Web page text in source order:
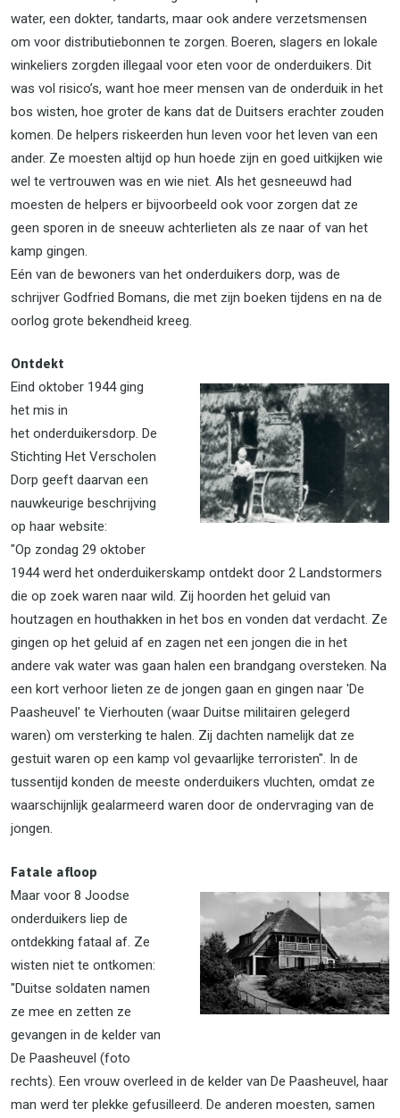
water, een dokter, tandarts, maar ook andere verzetsmensen
om voor distributiebonnen te zorgen. Boeren, slagers en lokale
winkeliers zorgden illegaal voor eten voor de onderduikers. Dit
was vol risico’s, want hoe meer mensen van de onderduik in het
bos wisten, hoe groter de kans dat de Duitsers erachter zouden
komen. De helpers riskeerden hun leven voor het leven van een
ander. Ze moesten altijd op hun hoede zijn en goed uitkijken wie
wel te vertrouwen was en wie niet. Als het gesneeuwd had
moesten de helpers er bijvoorbeeld ook voor zorgen dat ze
geen sporen in de sneeuw achterlieten als ze naar of van het
kamp gingen.
Eén van de bewoners van het onderduikers dorp, was de
schrijver Godfried Bomans, die met zijn boeken tijdens en na de
oorlog grote bekendheid kreeg.
Ontdekt
Eind oktober 1944 ging
het mis in
het onderduikersdorp. De
Stichting Het Verscholen
Dorp geeft daarvan een
nauwkeurige beschrijving
op haar website:
"Op zondag 29 oktober
1944 werd het onderduikerskamp ontdekt door 2 Landstormers
die op zoek waren naar wild. Zij hoorden het geluid van
houtzagen en houthakken in het bos en vonden dat verdacht. Ze
gingen op het geluid af en zagen net een jongen die in het
andere vak water was gaan halen een brandgang oversteken. Na
een kort verhoor lieten ze de jongen gaan en gingen naar 'De
Paasheuvel' te Vierhouten (waar Duitse militairen gelegerd
waren) om versterking te halen. Zij dachten namelijk dat ze
gestuit waren op een kamp vol gevaarlijke terroristen". In de
tussentijd konden de meeste onderduikers vluchten, omdat ze
waarschijnlijk gealarmeerd waren door de ondervraging van de
jongen.
Fatale afloop
Maar voor 8 Joodse
onderduikers liep de
ontdekking fataal af. Ze
wisten niet te ontkomen:
"Duitse soldaten namen
ze mee en zetten ze
gevangen in de kelder van
De Paasheuvel (foto
rechts). Een vrouw overleed in de kelder van De Paasheuvel, haar
man werd ter plekke gefusilleerd. De anderen moesten, samen